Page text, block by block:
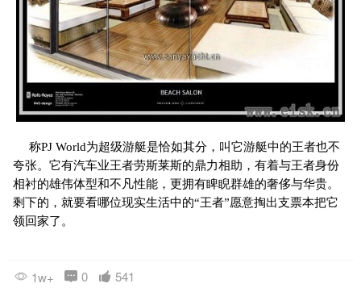
称PJ World为超级游艇是恰如其分，叫它游艇中的王者也不
夸张。它有汽车业王者劳斯莱斯的鼎力相助，有着与王者身份
相衬的雄伟体型和不凡性能，更拥有睥睨群雄的奢侈与华贵。
剩下的，就要看哪位现实生活中的“王者”愿意掏出支票本把它
领回家了。
1w+ 0
541